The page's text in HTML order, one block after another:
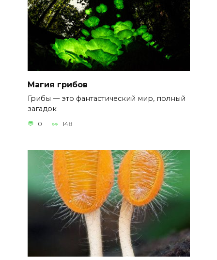
Магия грибов
Грибы — это фантастический мир, полный
загадок
0 148